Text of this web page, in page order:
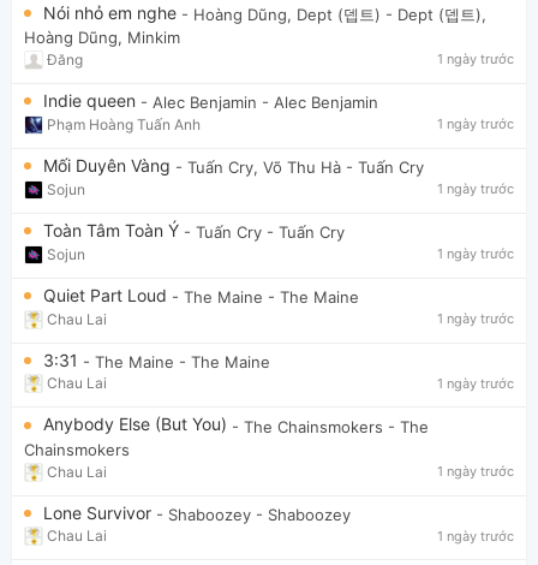
Nói nhỏ em nghe - Hoàng Dũng, Dept (뎁트) - Dept (뎁트),
Hoàng Dũng, Minkim
Đăng 1 ngày trước
Indie queen - Alec Benjamin - Alec Benjamin
Phạm Hoàng Tuấn Anh 1 ngày trước
Mối Duyên Vàng - Tuấn Cry, Võ Thu Hà - Tuấn Cry
Sojun 1 ngày trước
Toàn Tâm Toàn Ý - Tuấn Cry - Tuấn Cry
Sojun 1 ngày trước
Quiet Part Loud - The Maine - The Maine
Chau Lai 1 ngày trước
3:31 - The Maine - The Maine
Chau Lai 1 ngày trước
Anybody Else (But You) - The Chainsmokers - The
Chainsmokers
Chau Lai 1 ngày trước
Lone Survivor - Shaboozey - Shaboozey
Chau Lai 1 ngày trước